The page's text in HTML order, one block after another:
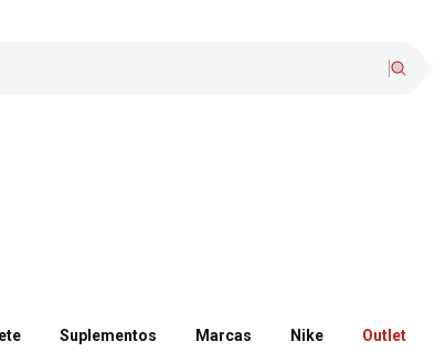
Suplementos Marcas Nike Outlet